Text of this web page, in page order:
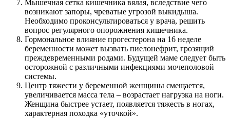
Мышечная сетка кишечника вялая, вследствие чего
возникают запоры, чреватые угрозой выкидыша.
Необходимо проконсультироваться у врача, решить
вопрос регулярного опорожнения кишечника.
Гормональное влияние прогестерона на 16 неделе
беременности может вызвать пиелонефрит, грозящий
преждевременными родами. Будущей маме следует быть
осторожной с различными инфекциями мочеполовой
системы.
Центр тяжести у беременной женщины смещается,
увеличивается масса тела – возрастает нагрузка на ноги.
Женщина быстрее устает, появляется тяжесть в ногах,
характерная походка «уточкой».